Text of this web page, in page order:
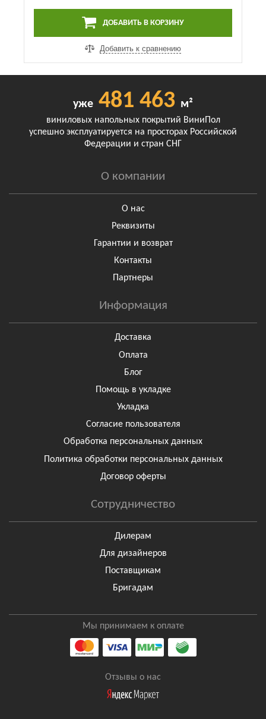
ДОБАВИТЬ В КОРЗИНУ
Добавить к сравнению
уже 481 463 м²
виниловых напольных покрытий ВиниПол
успешно эксплуатируется на просторах Российской
Федерации и стран СНГ
О компании
О нас
Реквизиты
Гарантии и возврат
Контакты
Партнеры
Информация
Доставка
Оплата
Блог
Помощь в укладке
Укладка
Согласие пользователя
Обработка персональных данных
Политика обработки персональных данных
Договор оферты
Сотрудничество
Дилерам
Для дизайнеров
Поставщикам
Бригадам
Мы принимаем к оплате
Отзывы о нас